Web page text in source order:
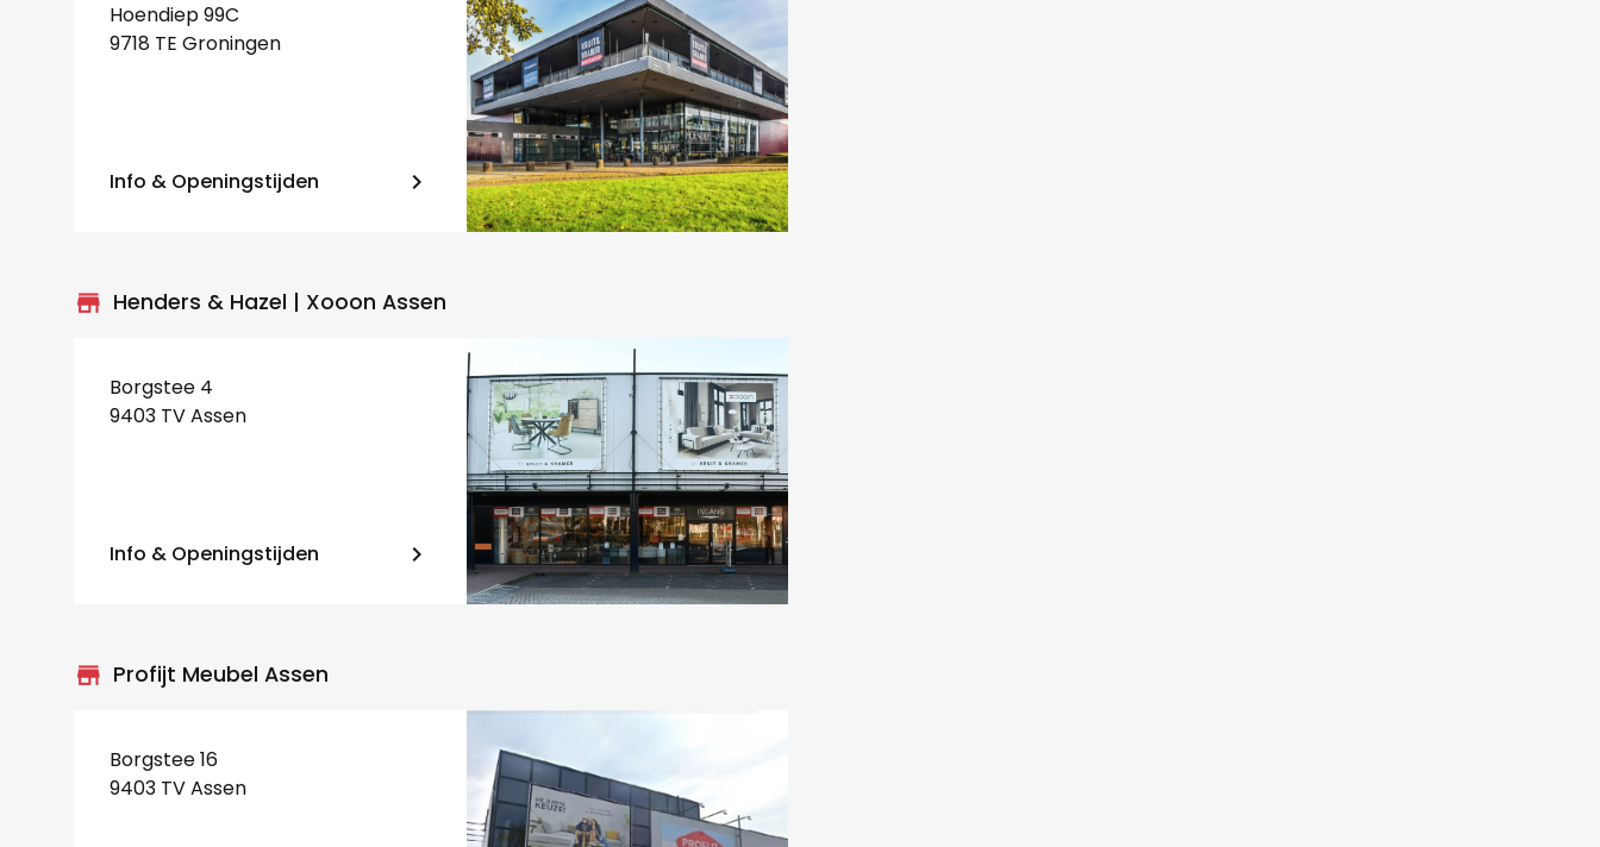
Hoendiep 99C
9718 TE Groningen
Info & Openingstijden keyboard_arrow_right
store_mall_directory Henders & Hazel | Xooon Assen
Borgstee 4
9403 TV Assen
Info & Openingstijden keyboard_arrow_right
store_mall_directory Profijt Meubel Assen
Borgstee 16
9403 TV Assen